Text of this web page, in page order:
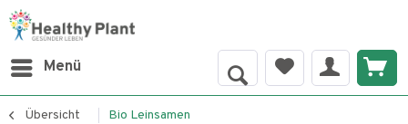
Menü
Übersicht Bio Leinsamen